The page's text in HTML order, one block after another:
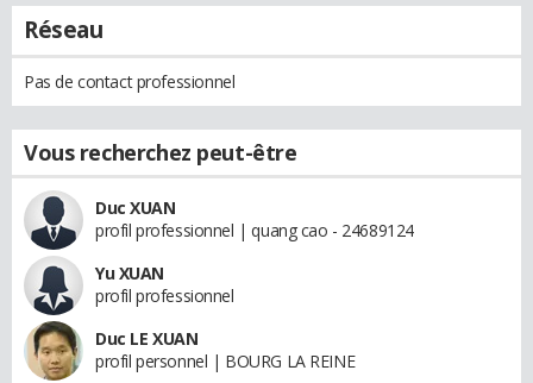
Réseau
Pas de contact professionnel
Vous recherchez peut-être
Duc XUAN
profil professionnel | quang cao - 24689124
Yu XUAN
profil professionnel
Duc LE XUAN
profil personnel | BOURG LA REINE